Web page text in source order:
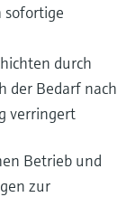
sofortige
durch
der Bedarf nach
verringert
Betrieb und
zur